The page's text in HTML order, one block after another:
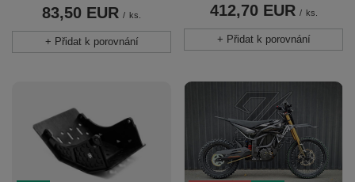
83,50 EUR / ks.
+ Přidat k porovnání
412,70 EUR / ks.
+ Přidat k porovnání